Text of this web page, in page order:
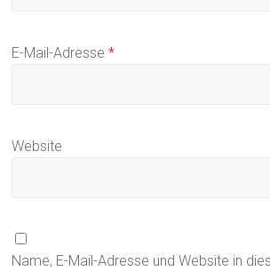
E-Mail-Adresse*
Website
Name, E-Mail-Adresse und Website in